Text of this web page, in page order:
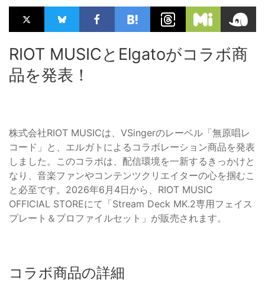
RIOT MUSICとElgatoがコラボ商
品を発表！
株式会社RIOT MUSICは、VSingerのレーベル「無原唱レ
コード」と、エルガトによるコラボレーション商品を発表
しました。このコラボは、配信環境を一新するきっかけと
なり、音楽ファンやコンテンツクリエイターの心を掴むこ
と必至です。2026年6月4日から、RIOT MUSIC
OFFICIAL STOREにて「Stream Deck MK.2専用フェイス
プレート＆プロファイルセット」が販売されます。
コラボ商品の詳細